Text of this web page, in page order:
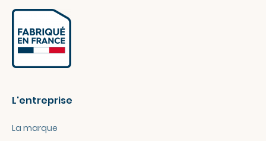
L'entreprise
La marque